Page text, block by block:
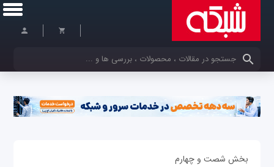
کلمات کلیدی خود را وارد کنید
بخش شصت و چهارم